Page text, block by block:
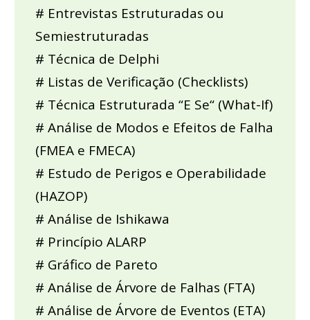
# Entrevistas Estruturadas ou
Semiestruturadas
# Técnica de Delphi
# Listas de Verificação (Checklists)
# Técnica Estruturada “E Se“ (What-If)
# Análise de Modos e Efeitos de Falha
(FMEA e FMECA)
# Estudo de Perigos e Operabilidade
(HAZOP)
# Análise de Ishikawa
# Princípio ALARP
# Gráfico de Pareto
# Análise de Árvore de Falhas (FTA)
# Análise de Árvore de Eventos (ETA)